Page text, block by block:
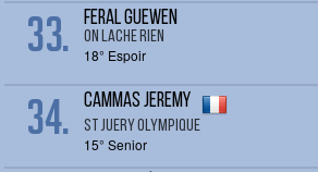
33. FERAL GUEWEN
ON LACHE RIEN
18° Espoir
34. CAMMAS Jeremy
ST JUERY OLYMPIQUE
15° Senior